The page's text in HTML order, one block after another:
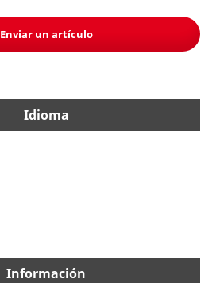
Enviar un artículo
Idioma
Información